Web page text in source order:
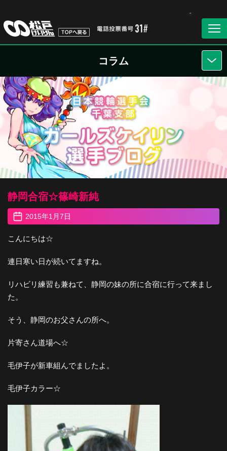
コラム
静岡合宿☆篠崎新純
2015年1月7日
こんにちは☆
連日寒い日が続いてますね。
リハビリ練習も兼ねて、静岡の妹の所に合宿に行って来まし
た。
そう、静岡のお父さんの所へ。
片寄さん道場へ☆
毛伊子が新車組んでましたよ。
毛伊子カラー☆